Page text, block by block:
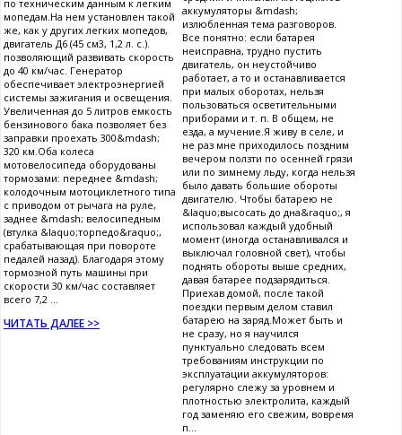
по техническим данным к легким
мопедам.На нем установлен такой
же, как у других легких мопедов,
двигатель Д6 (45 см3, 1,2 л. с.).
позволяющий развивать скорость
до 40 км/час. Генератор
обеспечивает электроэнергией
системы зажигания и освещения.
Увеличенная до 5 литров емкость
бензинового бака позволяет без
заправки проехать 300&mdash;
320 км.Оба колеса
мотовелосипеда оборудованы
тормозами: переднее &mdash;
колодочным мотоциклетного типа
с приводом от рычага на руле,
заднее &mdash; велосипедным
(втулка &laquo;торпедо&raquo;,
срабатывающая при повороте
педалей назад). Благодаря этому
тормозной путь машины при
скорости 30 км/час составляет
всего 7,2 ...
ЧИТАТЬ ДАЛЕЕ >>
аккумуляторы &mdash;
излюбленная тема разговоров.
Все понятно: если батарея
неисправна, трудно пустить
двигатель, он неустойчиво
работает, а то и останавливается
при малых оборотах, нельзя
пользоваться осветительными
приборами и т. п. В общем, не
езда, а мучение.Я живу в селе, и
не раз мне приходилось поздним
вечером ползти по осенней грязи
или по зимнему льду, когда нельзя
было давать большие обороты
двигателю. Чтобы батарею не
&laquo;высосать до дна&raquo;, я
использовал каждый удобный
момент (иногда останавливался и
выключал головной свет), чтобы
поднять обороты выше средних,
давая батарее подзарядиться.
Приехав домой, после такой
поездки первым делом ставил
батарею на заряд.Может быть и
не сразу, но я научился
пунктуально следовать всем
требованиям инструкции по
эксплуатации аккумуляторов:
регулярно слежу за уровнем и
плотностью электролита, каждый
год заменяю его свежим, вовремя
п...